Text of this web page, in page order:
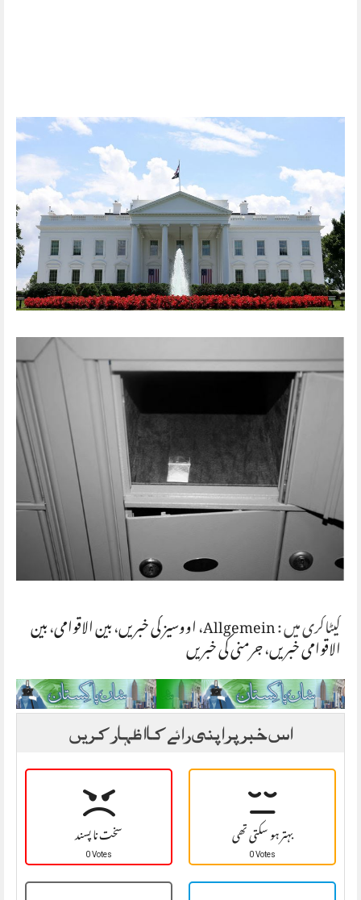
کیٹاگری میں :Allgemein،اووسیز کی خبریں،بین الاقوامی،بین الاقوامی خبریں،جرمنی کی خبریں
اس خبر پر اپنی رائے کا اظہار کریں
سخت نا پسند
0 Votes بہتر ہو سکتی تھی
0 Votes